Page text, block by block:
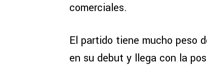
comerciales.
El partido tiene mucho peso
en su debut y llega con la